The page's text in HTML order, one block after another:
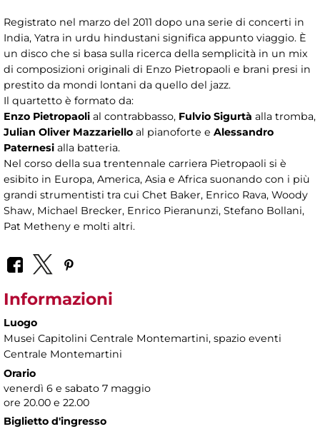
Registrato nel marzo del 2011 dopo una serie di concerti in
India, Yatra in urdu hindustani significa appunto viaggio. È
un disco che si basa sulla ricerca della semplicità in un mix
di composizioni originali di Enzo Pietropaoli e brani presi in
prestito da mondi lontani da quello del jazz.
Il quartetto è formato da:
Enzo Pietropaoli al contrabbasso, Fulvio Sigurtà alla tromba,
Julian Oliver Mazzariello al pianoforte e Alessandro
Paternesi alla batteria.
Nel corso della sua trentennale carriera Pietropaoli si è
esibito in Europa, America, Asia e Africa suonando con i più
grandi strumentisti tra cui Chet Baker, Enrico Rava, Woody
Shaw, Michael Brecker, Enrico Pieranunzi, Stefano Bollani,
Pat Metheny e molti altri.
Informazioni
Luogo
Musei Capitolini Centrale Montemartini, spazio eventi
Centrale Montemartini
Orario
venerdì 6 e sabato 7 maggio
ore 20.00 e 22.00
Biglietto d'ingresso